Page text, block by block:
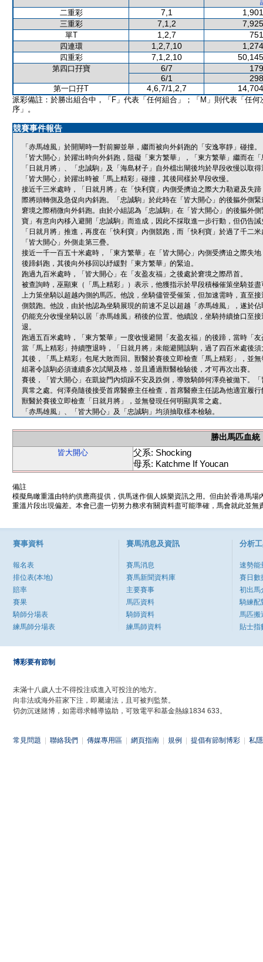
二重彩
7,1
三重彩 7,1,2
單T 1,2,7
四連環 1,2,7,10
四重彩 7,1,2,10
第四口孖寶 6/7
6/1
第一口孖T 4,6,7/1,2,7
派彩備註：於勝出組合中，「F」代表「任何組合」；「M」則代表「任何
序」。
競賽事件報告
「赤馬雄風」於開閘時一對前腳並舉，繼而被向外斜跑的「安逸寧靜」碰撞。
「皆大開心」於躍出時向外斜跑，阻礙「東方繁華」，「東方繁華」繼而在
「日就月將」、「忠誠駒」及「海島材子」自外檔出閘後均於早段收慢以取
「皆大開心」於躍出時被「馬上精彩」碰撞，其後同樣於早段收慢。
接近千三米處時，「日就月將」在「快利寶」內側受擠迫之際大力勒避及失
際將頭轉側及急促向內斜跑。「忠誠駒」於此時在「皆大開心」的後軀外側
窘境之際稍微向外斜跑。由於小組認為「忠誠駒」在「皆大開心」的後軀外
寶」有意向內移入避開「忠誠駒」而造成，因此不採取進一步行動，但仍告
「日就月將」推進，再度在「快利寶」內側競跑，而「快利寶」於過了千二
「皆大開心」外側走第三疊。
接近一千一百五十米處時，「東方繁華」在「皆大開心」內側受擠迫之際失
後蹄斜跑，其後向外移回以紓緩對「東方繁華」的緊迫。
跑過九百米處時，「皆大開心」在「友盈友福」之後處於窘境之際昂首。
被查詢時，巫顯東（「馬上精彩」）表示，他獲指示於早段積極催策坐騎並
上力策坐騎以超越內側的馬匹。他說，坐騎儘管受催策，但加速需時，直至
側競跑。他說，由於他認為坐騎展現的前速不足以超越「赤馬雄風」，遂於
仍能充分收慢坐騎以居「赤馬雄風」稍後的位置。他續說，坐騎持續搶口至
退。
跑過五百米處時，「東方繁華」一度收慢避開「友盈友福」的後蹄，當時「
當「馬上精彩」持續墮退時，「日就月將」未能避開該駒，過了四百米處後
其後，「馬上精彩」包尾大敗而回。獸醫於賽後立即檢查「馬上精彩」，並
組著令該駒必須連續多次試閘及格，並且通過獸醫檢驗後，才可再次出賽。
賽後，「皆大開心」在凱旋門內煩躁不安及跌倒，導致騎師何澤堯被拋下。
異常之處。何澤堯隨後接受首席醫療主任檢查，首席醫療主任認為他適宜履
獸醫於賽後立即檢查「日就月將」，並無發現任何明顯異常之處。
「赤馬雄風」、「皆大開心」及「忠誠駒」均須抽取樣本檢驗。
勝出馬匹血統
皆大開心
父系: Shocking
母系: Katchme If Youcan
備註
模擬鳥瞰重溫由特約供應商提供，供馬迷作個人娛樂資訊之用。但由於香港馬
重溫片段出現偏差。本會已盡一切努力務求有關資料盡可能準確，馬會就此並
賽事資料
報名表
排位表(本地)
賠率
賽果
騎師分場表
練馬師分場表
賽馬消息及資訊
賽馬消息
賽馬新聞資料庫
主要賽事
馬匹資料
騎師資料
練馬師資料
分析
速勢能
賽日數
初出馬
騎練配
馬匹搬
貼士指
博彩要有節制
未滿十八歲人士不得投注或進入可投注的地方。
向非法或海外莊家下注，即屬違法，且可被判監禁。
切勿沉迷賭博，如需尋求輔導協助，可致電平和基金熱線1834 633。
常見問題 聯絡我們 傳媒專用區 網頁指南 規例 提倡有節制博彩 私